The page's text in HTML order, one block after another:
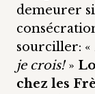
demeurer
sourciller: «
je crois!»
chez les